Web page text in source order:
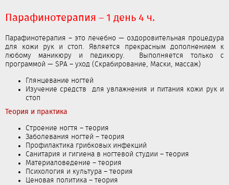
Парафинотерапия – 1 день 4 ч.
Парафинотерапия – это лечебно — оздоровительная процедура
для кожи рук и стоп. Является прекрасным дополнением к
любому маникюру и педикюру. Выполняется только с
программой — SPA – уход (Скрабирование, Маски, массаж)
Глянцевание ногтей
Изучение средств для увлажнения и питания кожи рук и
стоп
Теория и практика
Строение ногтя – теория
Заболевания ногтей – теория
Профилактика грибковых инфекций
Санитария и гигиена в ногтевой студии – теория
Материаловедение – теория
Психология и культура – теория
Ценовая политика – теория